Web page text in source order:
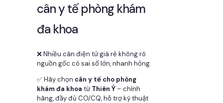
cân y tế phòng khám
đa khoa
❌ Nhiều cân điện tử giá rẻ không rõ
nguồn gốc có sai số lớn, nhanh hỏng
✅ Hãy chọn cân y tế cho phòng
khám đa khoa từThiên Ý – chính
hãng, đầy đủ CO/CQ, hỗ trợ kỹ thuật